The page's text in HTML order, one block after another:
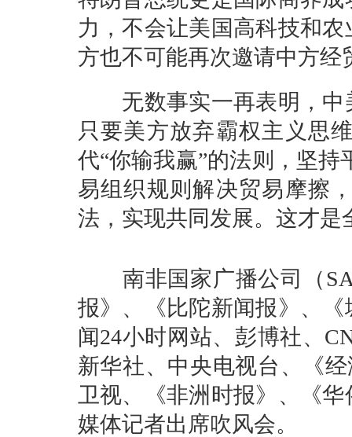
力，不会让美国高科技和
方也不可能再次邀请中方经
无数事实一再表明，中
只要美方放弃霸权主义思
代“你输我赢”的法则，坚
易组织规则解决贸易摩擦
法，实现共同发展。这才
南非国家广播公司（
报》、《比陀新闻报》、
闻24小时网站、彭博社、
新华社、中央电视台、《
卫视、《非洲时报》、《
媒体记者出席吹风会。